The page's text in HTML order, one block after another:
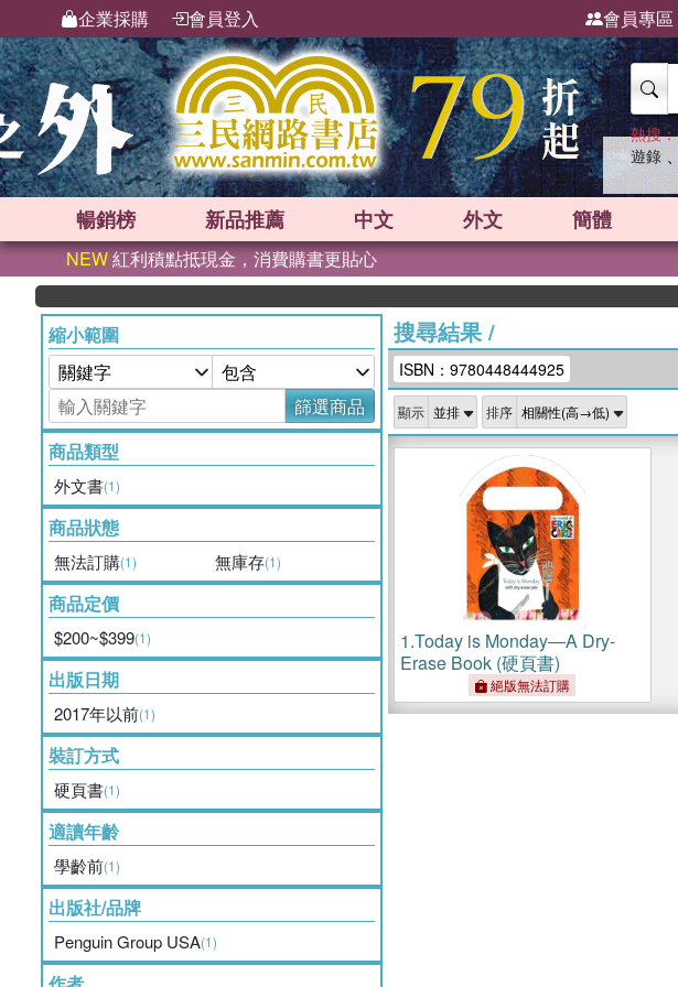
企業採購 會員登入 會員專區
熱搜：
遊錄 、
暢銷榜 新品推薦 中文 外文 簡體
NEW紅利積點抵現金，消費購書更貼心
縮小範圍
篩選商品
商品類型
外文書(1)
商品狀態
無法訂購(1) 無庫存(1)
商品定價
$200~$399(1)
出版日期
2017年以前(1)
裝訂方式
硬頁書(1)
適讀年齡
學齡前(1)
出版社/品牌
Penguin Group USA(1)
搜尋結果/
ISBN：9780448444925
顯示 排序
1.Today is Monday―A Dry-
Erase Book (硬頁書)
絕版無法訂購